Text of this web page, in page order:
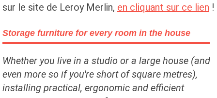
sur le site de Leroy Merlin, en cliquant sur ce lien !
Storage furniture for every room in the house
Whether you live in a studio or a large house (and
even more so if you're short of square metres),
installing practical, ergonomic and efficient